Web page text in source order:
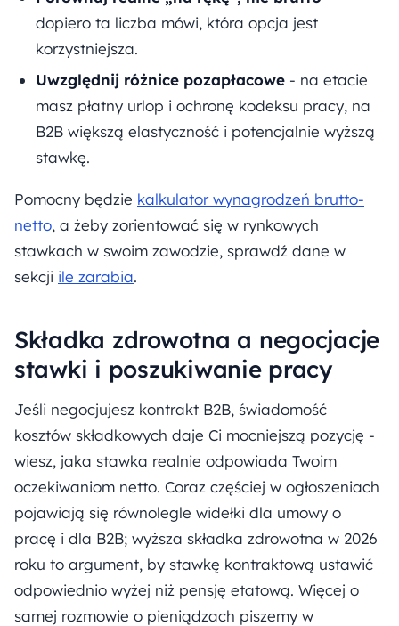
dopiero ta liczba mówi, która opcja jest
korzystniejsza.
Uwzględnij różnice pozapłacowe - na etacie
masz płatny urlop i ochronę kodeksu pracy, na
B2B większą elastyczność i potencjalnie wyższą
stawkę.
Pomocny będzie kalkulator wynagrodzeń brutto-
netto, a żeby zorientować się w rynkowych
stawkach w swoim zawodzie, sprawdź dane w
sekcji ile zarabia.
Składka zdrowotna a negocjacje
stawki i poszukiwanie pracy
Jeśli negocjujesz kontrakt B2B, świadomość
kosztów składkowych daje Ci mocniejszą pozycję -
wiesz, jaka stawka realnie odpowiada Twoim
oczekiwaniom netto. Coraz częściej w ogłoszeniach
pojawiają się równolegle widełki dla umowy o
pracę i dla B2B; wyższa składka zdrowotna w 2026
roku to argument, by stawkę kontraktową ustawić
odpowiednio wyżej niż pensję etatową. Więcej o
samej rozmowie o pieniądzach piszemy w